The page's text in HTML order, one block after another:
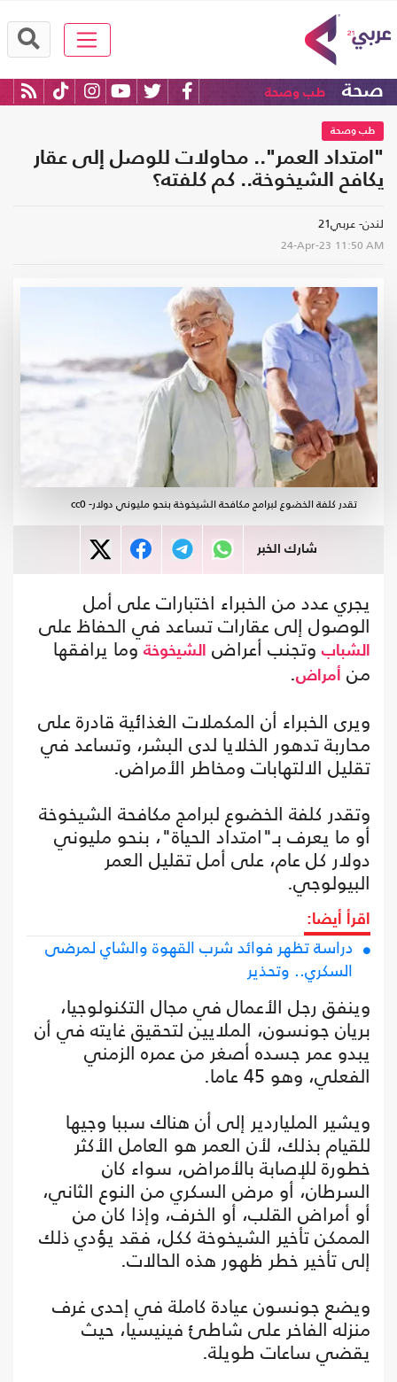
صحة طب وصحة
طب وصحة
"امتداد العمر".. محاولات للوصل إلى عقار
يكافح الشيخوخة.. كم كلفته؟
لندن- عربي21
24-Apr-23 11:50 AM
تقدر كلفة الخضوع لبرامج مكافحة الشيخوخة بنحو مليوني دولار- cc0
شارك الخبر
يجري عدد من الخبراء اختبارات على أمل
الوصول إلى عقارات تساعد في الحفاظ على
الشباب وتجنب أعراض الشيخوخةوما يرافقها
من
أمراض.
ويرى الخبراء أن المكملات الغذائية قادرة على
محاربة تدهور الخلايا لدى البشر، وتساعد في
تقليل الالتهابات ومخاطر الأمراض.
وتقدر كلفة الخضوع لبرامج مكافحة الشيخوخة
أو ما يعرف بـ"امتداد الحياة"، بنحو مليوني
دولار كل عام، على أمل تقليل العمر
البيولوجي.
اقرأ أيضا:
دراسة تظهر فوائد شرب القهوة والشاي لمرضى
السكري.. وتحذير
وينفق رجل الأعمال في مجال التكنولوجيا،
بريان جونسون، الملايين لتحقيق غايته في أن
يبدو عمر جسده أصغر من عمره الزمني
الفعلي، وهو 45 عاما.
ويشير الملياردير إلى أن هناك سببا وجيها
للقيام بذلك، لأن العمر هو العامل الأكثر
خطورة للإصابة بالأمراض، سواء كان
السرطان، أو مرض السكري من النوع الثاني،
أو أمراض القلب، أو الخرف، وإذا كان من
الممكن تأخير الشيخوخة ككل، فقد يؤدي ذلك
إلى تأخير خطر ظهور هذه الحالات.
ويضع جونسون عيادة كاملة في إحدى غرف
منزله الفاخر على شاطئ فينيسيا، حيث
يقضي ساعات طويلة.